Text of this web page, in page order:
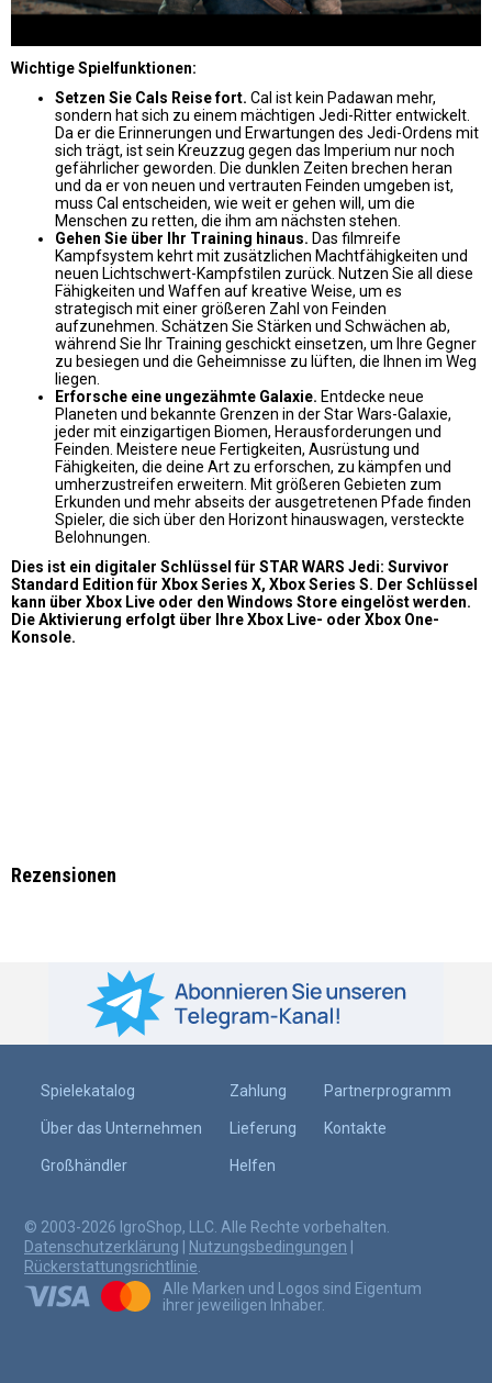
Wichtige Spielfunktionen:
Setzen Sie Cals Reise fort. Cal ist kein Padawan mehr,
sondern hat sich zu einem mächtigen Jedi-Ritter entwickelt.
Da er die Erinnerungen und Erwartungen des Jedi-Ordens mit
sich trägt, ist sein Kreuzzug gegen das Imperium nur noch
gefährlicher geworden. Die dunklen Zeiten brechen heran
und da er von neuen und vertrauten Feinden umgeben ist,
muss Cal entscheiden, wie weit er gehen will, um die
Menschen zu retten, die ihm am nächsten stehen.
Gehen Sie über Ihr Training hinaus. Das filmreife
Kampfsystem kehrt mit zusätzlichen Machtfähigkeiten und
neuen Lichtschwert-Kampfstilen zurück. Nutzen Sie all diese
Fähigkeiten und Waffen auf kreative Weise, um es
strategisch mit einer größeren Zahl von Feinden
aufzunehmen. Schätzen Sie Stärken und Schwächen ab,
während Sie Ihr Training geschickt einsetzen, um Ihre Gegner
zu besiegen und die Geheimnisse zu lüften, die Ihnen im Weg
liegen.
Erforsche eine ungezähmte Galaxie. Entdecke neue
Planeten und bekannte Grenzen in der Star Wars-Galaxie,
jeder mit einzigartigen Biomen, Herausforderungen und
Feinden. Meistere neue Fertigkeiten, Ausrüstung und
Fähigkeiten, die deine Art zu erforschen, zu kämpfen und
umherzustreifen erweitern. Mit größeren Gebieten zum
Erkunden und mehr abseits der ausgetretenen Pfade finden
Spieler, die sich über den Horizont hinauswagen, versteckte
Belohnungen.
Dies ist ein digitaler Schlüssel für STAR WARS Jedi: Survivor
Standard Edition für Xbox Series X, Xbox Series S. Der Schlüssel
kann über Xbox Live oder den Windows Store eingelöst werden.
Die Aktivierung erfolgt über Ihre Xbox Live- oder Xbox One-
Konsole.
Rezensionen
Spielekatalog
Über das Unternehmen
Großhändler
Zahlung
Lieferung
Helfen
Partnerprogramm
Kontakte
© 2003-2026 IgroShop, LLC. Alle Rechte vorbehalten.
Datenschutzerklärung
Nutzungsbedingungen
Rückerstattungsrichtlinie
Alle Marken und Logos sind Eigentum
ihrer jeweiligen Inhaber.